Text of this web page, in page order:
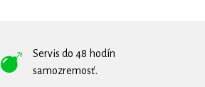
Servis do 48 hodín
samozremosť.